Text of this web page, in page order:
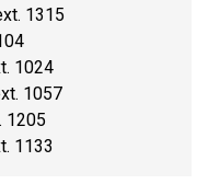
1315
1024
1057
1205
1133